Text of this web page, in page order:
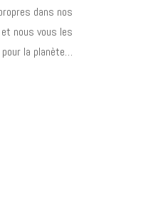
dans nos
nous vous les
la planète…